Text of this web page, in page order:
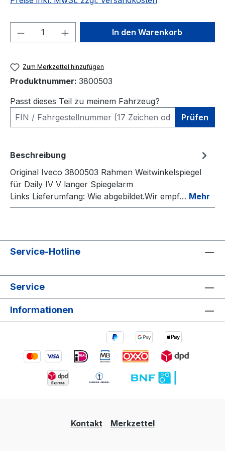
Produkt Anzahl: Gib denIn den Warenkorb
Zum Merkzettel hinzufügen
Produktnummer: 3800503
Passt dieses Teil zu meinem Fahrzeug?
Prüfen
Beschreibung
Original Iveco 3800503 Rahmen Weitwinkelspiegel
für Daily IV V langer Spiegelarm
Links Lieferumfang: Wie abgebildet.Wir empf… Mehr
Service-Hotline
Service
Informationen
Kontakt Merkzettel